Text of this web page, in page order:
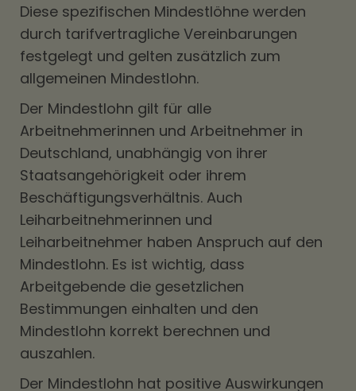
Diese spezifischen Mindestlöhne werden
durch tarifvertragliche Vereinbarungen
festgelegt und gelten zusätzlich zum
allgemeinen Mindestlohn.
Der Mindestlohn gilt für alle
Arbeitnehmerinnen und Arbeitnehmer in
Deutschland, unabhängig von ihrer
Staatsangehörigkeit oder ihrem
Beschäftigungsverhältnis. Auch
Leiharbeitnehmerinnen und
Leiharbeitnehmer haben Anspruch auf den
Mindestlohn. Es ist wichtig, dass
Arbeitgebende die gesetzlichen
Bestimmungen einhalten und den
Mindestlohn korrekt berechnen und
auszahlen.
Der Mindestlohn hat positive Auswirkungen